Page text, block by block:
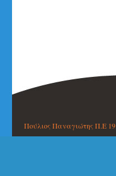
Πούλιος Παναγιώτης Π.Ε 19